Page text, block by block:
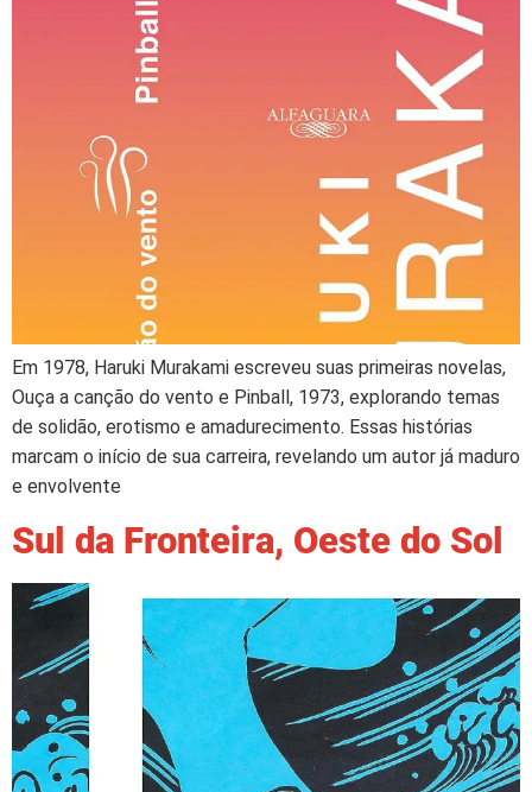
Em 1978, Haruki Murakami escreveu suas primeiras novelas,
Ouça a canção do vento e Pinball, 1973, explorando temas
de solidão, erotismo e amadurecimento. Essas histórias
marcam o início de sua carreira, revelando um autor já maduro
e envolvente
Sul da Fronteira, Oeste do Sol